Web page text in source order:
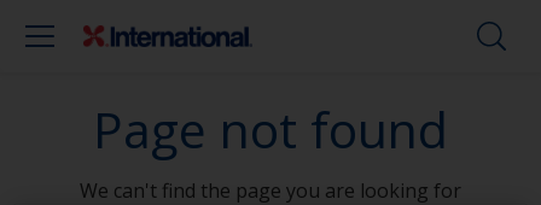
Page not found
We can't find the page you are looking for